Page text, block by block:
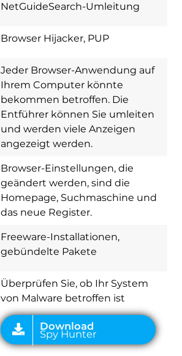
NetGuideSearch-Umleitung
Browser Hijacker, PUP
Jeder Browser-Anwendung auf
Ihrem Computer könnte
bekommen betroffen. Die
Entführer können Sie umleiten
und werden viele Anzeigen
angezeigt werden.
Browser-Einstellungen, die
geändert werden, sind die
Homepage, Suchmaschine und
das neue Register.
Freeware-Installationen,
gebündelte Pakete
Überprüfen Sie, ob Ihr System
von Malware betroffen ist
Download
Spy Hunter